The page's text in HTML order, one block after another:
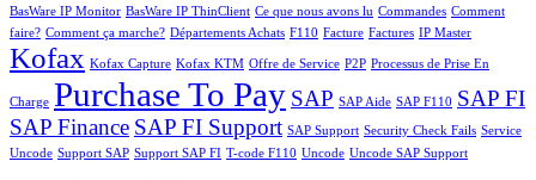
BasWare IP Monitor BasWare IP ThinClient Ce que nous avons lu Commandes Comment
faire? Comment ça marche? Départements Achats F110 Facture Factures IP Master
Kofax Kofax Capture Kofax KTM Offre de Service P2P Processus de Prise En
Charge Purchase To Pay SAP SAP Aide SAP F110 SAP FI
SAP Finance SAP FI Support SAP Support Security Check Fails Service
Uncode Support SAP Support SAP FI T-code F110 Uncode Uncode SAP Support